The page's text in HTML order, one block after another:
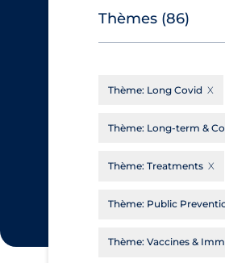
Canadian
Technologies in
Cochrane Library
Evidence
Québec
Science Table
Apply
Thèmes (86)
Aerosols
Allied
Communication
Thème: Long Covid
Thème: Long-term &
Thème: Treatments
Thème: Public
Thème: Vaccines &